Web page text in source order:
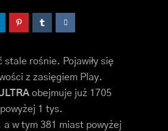
stale rośnie. Pojawiły się
z zasięgiem Play.
obejmuje już 1705
1 tys.
a w tym 381 miast powyżej